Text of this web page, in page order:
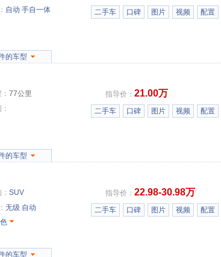
自动 手自一体
二手车 口碑 图片 视频 配置
的车型
77公里
指导价： 21.00万
二手车 口碑 图片 视频 配置
的车型
SUV
无级 自动
指导价： 22.98-30.98万
二手车 口碑 图片 视频 配置
的车型